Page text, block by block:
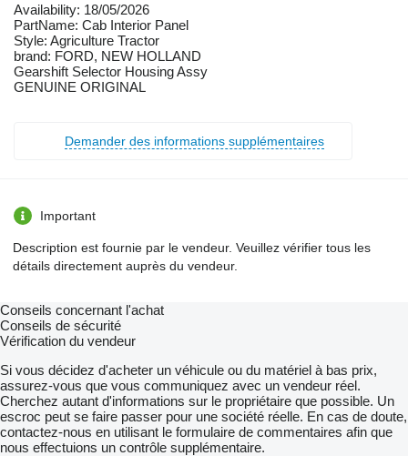
Availability: 18/05/2026
PartName: Cab Interior Panel
Style: Agriculture Tractor
brand: FORD, NEW HOLLAND
Gearshift Selector Housing Assy
GENUINE ORIGINAL
Demander des informations supplémentaires
Important
Description est fournie par le vendeur. Veuillez vérifier tous les
détails directement auprès du vendeur.
Conseils concernant l'achat
Conseils de sécurité
Vérification du vendeur
Si vous décidez d'acheter un véhicule ou du matériel à bas prix,
assurez-vous que vous communiquez avec un vendeur réel.
Cherchez autant d'informations sur le propriétaire que possible. Un
escroc peut se faire passer pour une société réelle. En cas de doute,
contactez-nous en utilisant le formulaire de commentaires afin que
nous effectuions un contrôle supplémentaire.